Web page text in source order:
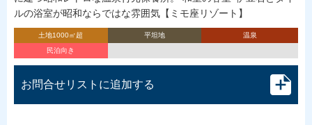
ルの浴室が昭和ならではな雰囲気【ミモ座リゾート】
土地1000㎡超 平坦地
温泉
民泊向き
お問合せリストに追加する